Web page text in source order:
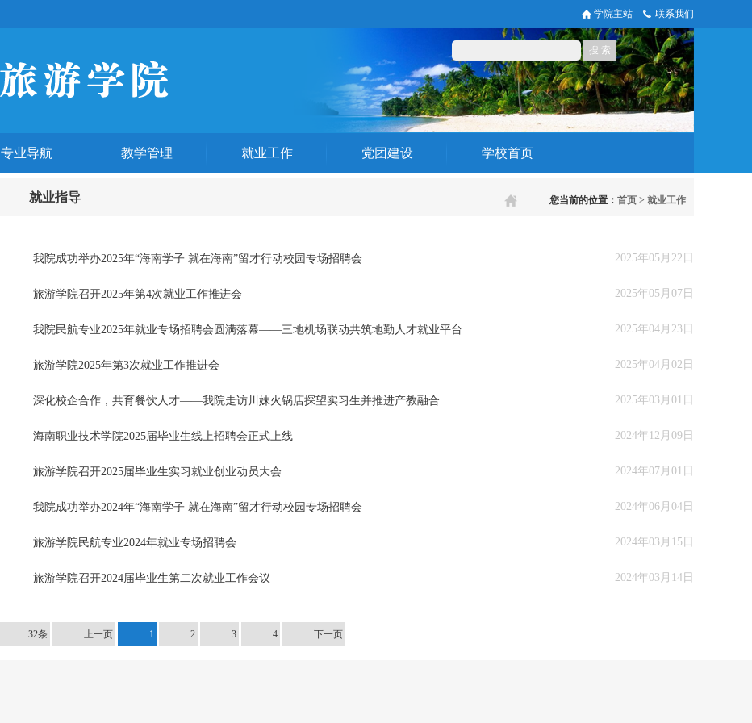
学院主站 联系我们
专业导航 教学管理 就业工作 党团建设 学校首页
就业指导 您当前的位置： 首页 > 就业工作
我院成功举办2025年“海南学子 就在海南”留才行动校园专场招聘会 2025年05月22日
旅游学院召开2025年第4次就业工作推进会 2025年05月07日
我院民航专业2025年就业专场招聘会圆满落幕——三地机场联动共筑地勤人才就业平台 2025年04月23日
旅游学院2025年第3次就业工作推进会 2025年04月02日
深化校企合作，共育餐饮人才——我院走访川妹火锅店探望实习生并推进产教融合 2025年03月01日
海南职业技术学院2025届毕业生线上招聘会正式上线 2024年12月09日
旅游学院召开2025届毕业生实习就业创业动员大会 2024年07月01日
我院成功举办2024年“海南学子 就在海南”留才行动校园专场招聘会 2024年06月04日
旅游学院民航专业2024年就业专场招聘会 2024年03月15日
旅游学院召开2024届毕业生第二次就业工作会议 2024年03月14日
32条 上一页 1 2 3 4 下一页